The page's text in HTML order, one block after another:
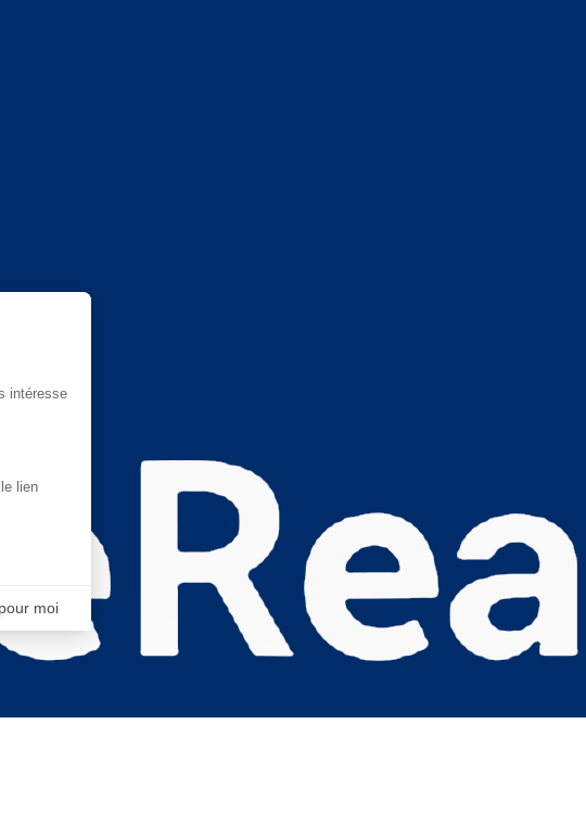
intéresse
lien
moi
vos Options
vos paramètres de confidentialité, en garantissant la conformité avec